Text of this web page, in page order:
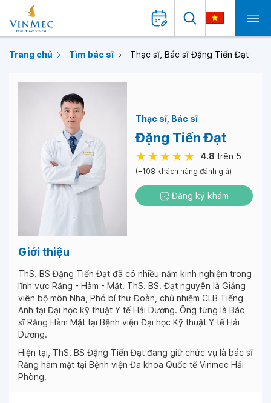
Trang chủ Tìm bác sĩ Thạc sĩ, Bác sĩ Đặng Tiến Đạt
Thạc sĩ Bác sĩ
Đặng Tiến Đạt
4.8 trên 5
(+108 khách hàng đánh giá)
Đăng ký khám
Giới thiệu
ThS. BS Đặng Tiến Đạt đã có nhiều năm kinh nghiệm trong
lĩnh vực Răng - Hàm - Mặt. ThS. BS. Đạt nguyên là Giảng
viên bộ môn Nha, Phó bí thư Đoàn, chủ nhiệm CLB Tiếng
Anh tại Đại học kỹ thuật Y tế Hải Dương. Ông từng là Bác
sĩ Răng Hàm Mặt tại Bệnh viện Đại học Kỹ thuật Y tế Hải
Dương.
Hiện tại, ThS. BS Đặng Tiến Đạt đang giữ chức vụ là bác sĩ
Răng hàm mặt tại Bệnh viện Đa khoa Quốc tế Vinmec Hải
Phòng.